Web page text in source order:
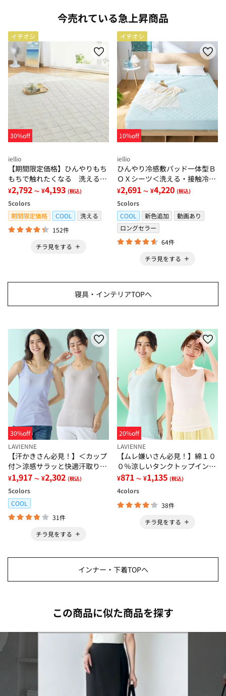
今売れている急上昇商品
イチオシ
30%off
iellio
【期間限定価格】ひんやりもち
もちで触れたくなる 洗えるラ
グ＜低反発・滑りにくい・接触
冷感・防ダニ・カーペット＞
¥2,792 ～ ¥4,193 (税込)
5colors
期間限定価格
COOL
洗える
152件
チラ見をする
イチオシ
10%off
iellio
ひんやり冷感敷パッド一体型Ｂ
ＯＸシーツ＜洗える・接触冷
感・抗菌防臭・時短・家事楽・
ボックスシーツ・寝苦しさ対策
＞
¥2,691 ～ ¥4,220 (税込)
5colors
COOL
新色追加
動画あり
ロングセラー
64件
チラ見をする
寝具・インテリアTOPへ
30%off
LAVIENNE
【汗かきさん必見！】＜カップ
付＞涼感サラッと快適汗取りタ
ンクトップインナー＜さらりラ
ボ＞
¥1,917 ～ ¥2,302 (税込)
5colors
COOL
31件
チラ見をする
20%off
LAVIENNE
【ムレ嫌いさん必見！】綿１０
０％涼しいタンクトップインナ
ー＜さらりラボ＞
¥871 ～ ¥1,135 (税込)
4colors
38件
チラ見をする
インナー・下着TOPへ
この商品に似た商品を探す